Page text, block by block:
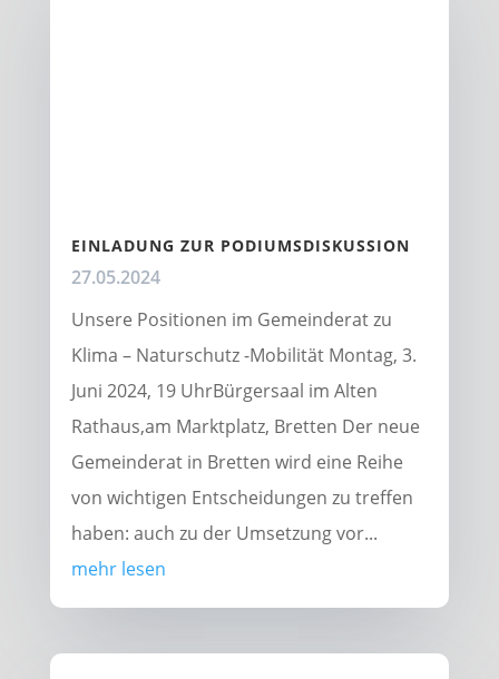
EINLADUNG ZUR PODIUMSDISKUSSION
27.05.2024
Unsere Positionen im Gemeinderat zu
Klima – Naturschutz -Mobilität Montag, 3.
Juni 2024, 19 UhrBürgersaal im Alten
Rathaus,am Marktplatz, Bretten Der neue
Gemeinderat in Bretten wird eine Reihe
von wichtigen Entscheidungen zu treffen
haben: auch zu der Umsetzung vor...
mehr lesen